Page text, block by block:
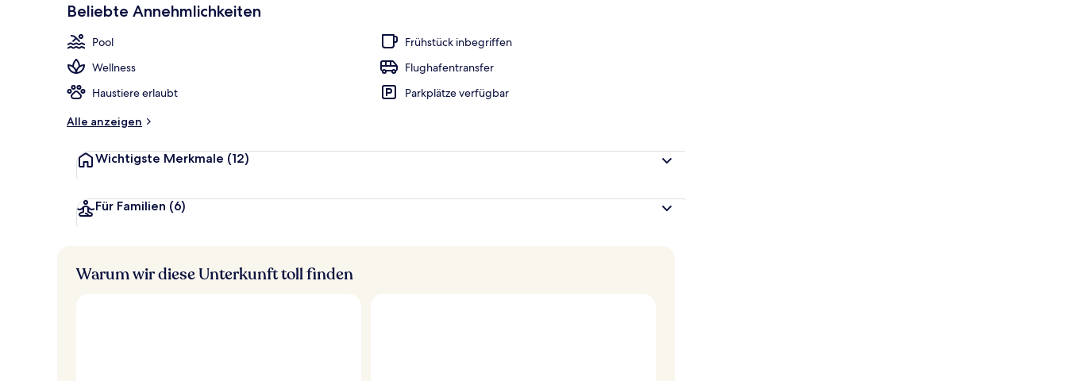
Beliebte Annehmlichkeiten
Pool
Frühstück inbegriffen
Wellness
Flughafentransfer
Haustiere erlaubt
Parkplätze verfügbar
Alle anzeigen
Wichtigste Merkmale (12)
Für Familien (6)
Warum wir diese Unterkunft toll finden